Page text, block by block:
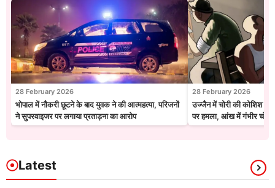
28 February 2026
भोपाल में नौकरी छूटने के बाद युवक ने की आत्महत्या, परिजनों
ने सुपरवाइजर पर लगाया प्रताड़ना का आरोप
28 February 2026
उज्जैन में चोरी की कोशिश
पर हमला, आंख में गंभीर चोट
Latest